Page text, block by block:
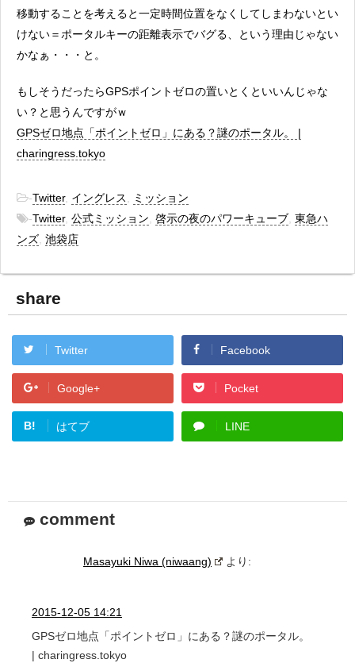
移動することを考えると一定時間位置をなくしてしまわないとい
けない＝ポータルキーの距離表示でバグる、という理由じゃない
かなぁ・・・と。
もしそうだったらGPSポイントゼロの置いとくといいんじゃな
い？と思うんですがｗ
GPSゼロ地点「ポイントゼロ」にある？謎のポータル。 |
charingress.tokyo
-Twitter, イングレス
ミッション
-Twitter, 公式ミッション 啓示の夜のパワーキューブ 東急ハ
ンズ 池袋店
share
Twitter Facebook
Google+ Pocket
B! はてブ LINE
comment
Masayuki Niwa (niwaang) より:
2015-12-05 14:21
GPSゼロ地点「ポイントゼロ」にある？謎のポータル。
| charingress.tokyo